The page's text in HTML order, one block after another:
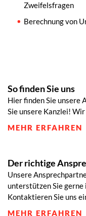
Zweifelsfragen
Berechnung von
So finden Sie uns
Hier finden Sie unsere
Sie unsere Kanzlei!
MEHR ERFAHREN
Der richtige
Unsere
unterstützen Sie
Kontaktieren Sie uns
MEHR ERFAHREN